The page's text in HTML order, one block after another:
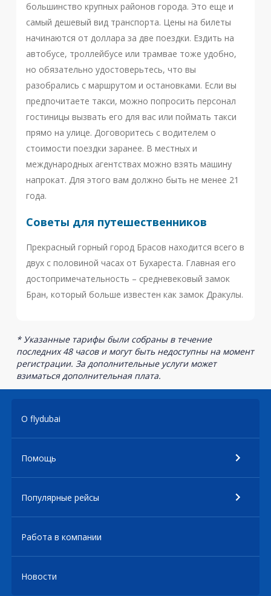
большинство крупных районов города. Это еще и
самый дешевый вид транспорта. Цены на билеты
начинаются от доллара за две поездки. Ездить на
автобусе, троллейбусе или трамвае тоже удобно,
но обязательно удостоверьтесь, что вы
разобрались с маршрутом и остановками. Если вы
предпочитаете такси, можно попросить персонал
гостиницы вызвать его для вас или поймать такси
прямо на улице. Договоритесь с водителем о
стоимости поездки заранее. В местных и
международных агентствах можно взять машину
напрокат. Для этого вам должно быть не менее 21
года.
Советы для путешественников
Прекрасный горный город Брасов находится всего в
двух с половиной часах от Бухареста. Главная его
достопримечательность – средневековый замок
Бран, который больше известен как замок Дракулы.
* Указанные тарифы были собраны в течение
последних 48 часов и могут быть недоступны на момент
регистрации. За дополнительные услуги может
взиматься дополнительная плата.
О flydubai
Помощь
Популярные рейсы
Работа в компании
Новости